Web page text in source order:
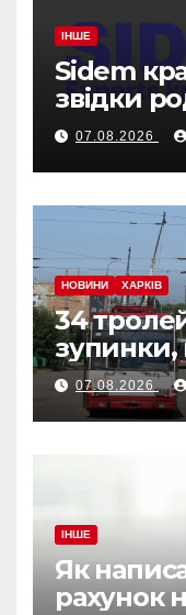
ІНШЕ
Sidem
звідки
07.08.2026
НОВИНИ ХАРКІВ
34
зупинки,
07.08.2026
ІНШЕ
Як
рахунок